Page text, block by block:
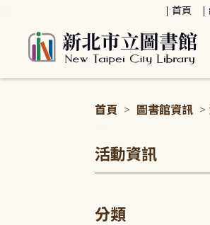
首頁
首頁 > 圖書館資訊 >
活動資訊
分類